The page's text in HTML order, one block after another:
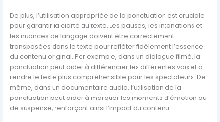
De plus, l’utilisation appropriée de la ponctuation est cruciale
pour garantir la clarté du texte. Les pauses, les intonations et
les nuances de langage doivent être correctement
transposées dans le texte pour refléter fidèlement l’essence
du contenu original. Par exemple, dans un dialogue filmé, la
ponctuation peut aider à différencier les différentes voix et à
rendre le texte plus compréhensible pour les spectateurs. De
même, dans un documentaire audio, l’utilisation de la
ponctuation peut aider à marquer les moments d’émotion ou
de suspense, renforçant ainsi l’impact du contenu.